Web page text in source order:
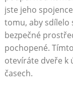
jste jeho
tomu, aby sdílelo
bezpečné
pochopené.
otevíráte dveře k
časech.